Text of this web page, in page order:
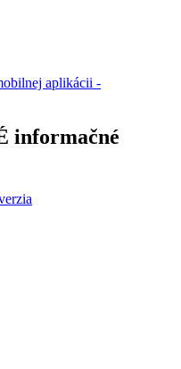
aplikácii -
informačné